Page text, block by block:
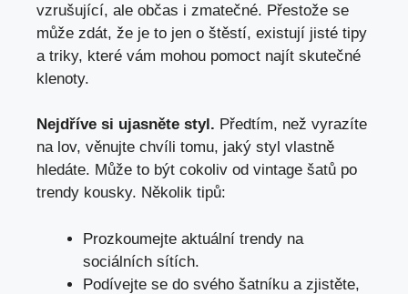
vzrušující, ale občas i zmatečné. ⁤Přestože se
může zdát, ⁢že ‍je to jen o štěstí, existují jisté​ tipy‍
a triky, které vám mohou pomoct najít​ skutečné⁢
klenoty.
Nejdříve ‍si ujasněte‍ styl. Předtím, než vyrazíte
na lov, ⁢věnujte chvíli ‌tomu, jaký ⁤styl vlastně ​
hledáte.‌ Může to být‌ cokoliv od vintage⁤ šatů po
‍trendy kousky. Několik tipů:
Prozkoumejte‍ aktuální trendy ​na
sociálních sítích.
Podívejte se do svého ⁣šatníku a zjistěte,